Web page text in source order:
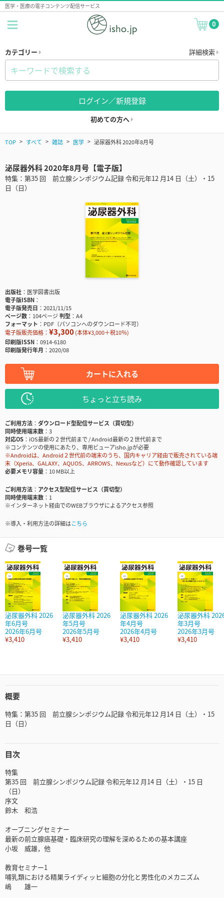
医学・医療の電子コンテンツ配信サービス
0
カテゴリー 詳細検索
ログイン／新規登録
初めての方へ
TOP すべて 雑誌 医学 泌尿器外科 2020年8月号
泌尿器外科 2020年8月号【電子版】
特集：第35 回 前立腺シンポジウム記録 令和元年12 月14 日（土）・15
日（日）
出版社
医学図書出版
電子版ISBN
電子版発売日
2021/11/15
ページ数
104ページ判型
A4
フォーマット
PDF（パソコンへのダウンロード不可）
電子版販売価格： ¥3,300(本体¥3,000＋税10％)
印刷版ISSN
0914-6180
印刷版発行年月
2020/08
カートに入れる
ちょっと立ち読み
ご利用方法
ダウンロード型配信サービス（買切型）
同時使用端末数
3
対応OS
iOS最新の２世代前まで / Android最新の２世代前まで
※コンテンツの使用にあたり、専用ビューアisho.jpが必要
※Androidは、Android２世代前の端末のうち、国内キャリア経由で販売されている端
末（Xperia、GALAXY、AQUOS、ARROWS、Nexusなど）にて動作確認しています
必要メモリ容量
10 MB以上
ご利用方法
アクセス型配信サービス（買切型）
同時使用端末数
1
※インターネット経由でのWEBブラウザによるアクセス参照
※導入・利用方法の詳細はこちら
巻号一覧
泌尿器外科 2026
年6月号
2026年6月号
¥3,410
泌尿器外科 2026
年5月号
2026年5月号
¥3,410
泌尿器外科 2026
年4月号
2026年4月号
¥3,410
泌尿器外科
年3月号
2026年3月号
¥3,410
概要
特集：第35 回 前立腺シンポジウム記録 令和元年12 月14 日（土）・15
日（日）
目次
特集
第35 回 前立腺シンポジウム記録 令和元年12 月14 日（土）・15 日
（日）
序文
鈴木 和浩
オープニングセミナー
最新の前立腺癌基礎・臨床研究の理解を深めるための基本講座
小坂 威雄，他
教育セミナー1
哺乳類における精巣ライディッヒ細胞の分化と男性化のメカニズム
嶋 雄一